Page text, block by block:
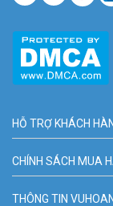
HỖ TRỢ KHÁCH
CHÍNH SÁCH MUA
THÔNG TIN